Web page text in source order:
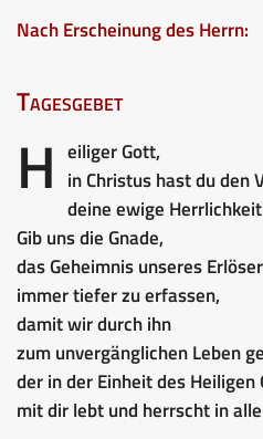
Nach Erscheinung des Herrn:
Tagesgebet
H eiliger Gott,
in Christus hast du den
deine ewige
Gib uns die Gnade,
das Geheimnis unseres
immer tiefer zu erfassen,
damit wir durch ihn
zum unvergänglichen Leben
der in der Einheit des Heiligen
mit dir lebt und herrscht in